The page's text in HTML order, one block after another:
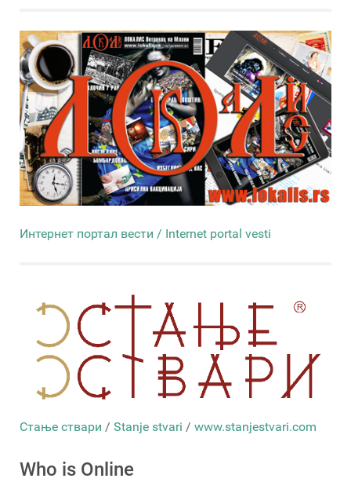
Интернет портал вести / Internet portal vesti
Стање ствари / Stanje stvari / www.stanjestvari.com
Who is Online